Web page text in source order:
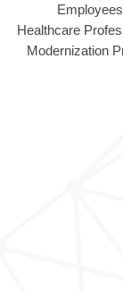
Employees
Healthcare
Modernization